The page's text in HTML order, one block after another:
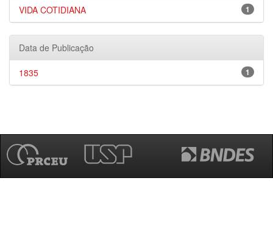
1
VIDA COTIDIANA
Data de Publicação
1
1835